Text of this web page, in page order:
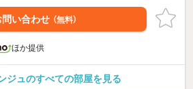
問い合わせ （無料）
ほか提供
ジュのすべての部屋を見る